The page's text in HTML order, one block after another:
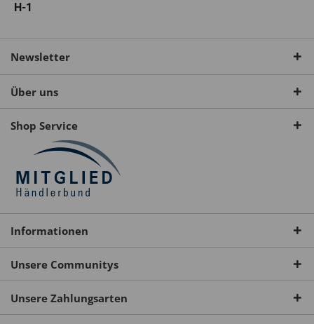
H-1
Newsletter
Über uns
Shop Service
Informationen
Unsere Communitys
Unsere Zahlungsarten